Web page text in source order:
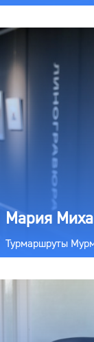
Мария
Турмаршруты